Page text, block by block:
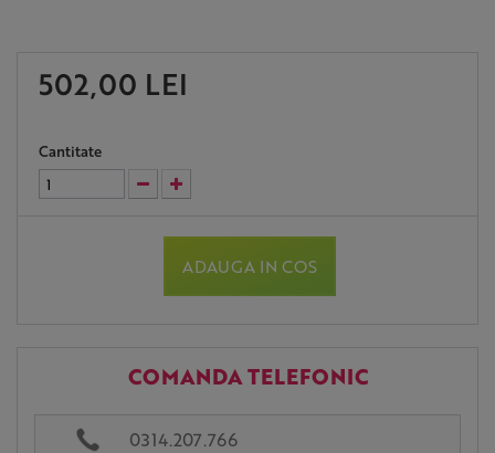
502,00 LEI
Cantitate
ADAUGA IN COS
COMANDA TELEFONIC
0314.207.766